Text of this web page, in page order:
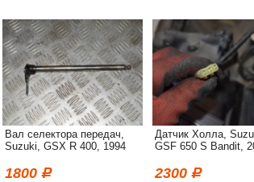
Вал селектора передач,
Suzuki, GSX R 400, 1994
1800
Датчик Холла,
GSF 650 S Bandit,
2300